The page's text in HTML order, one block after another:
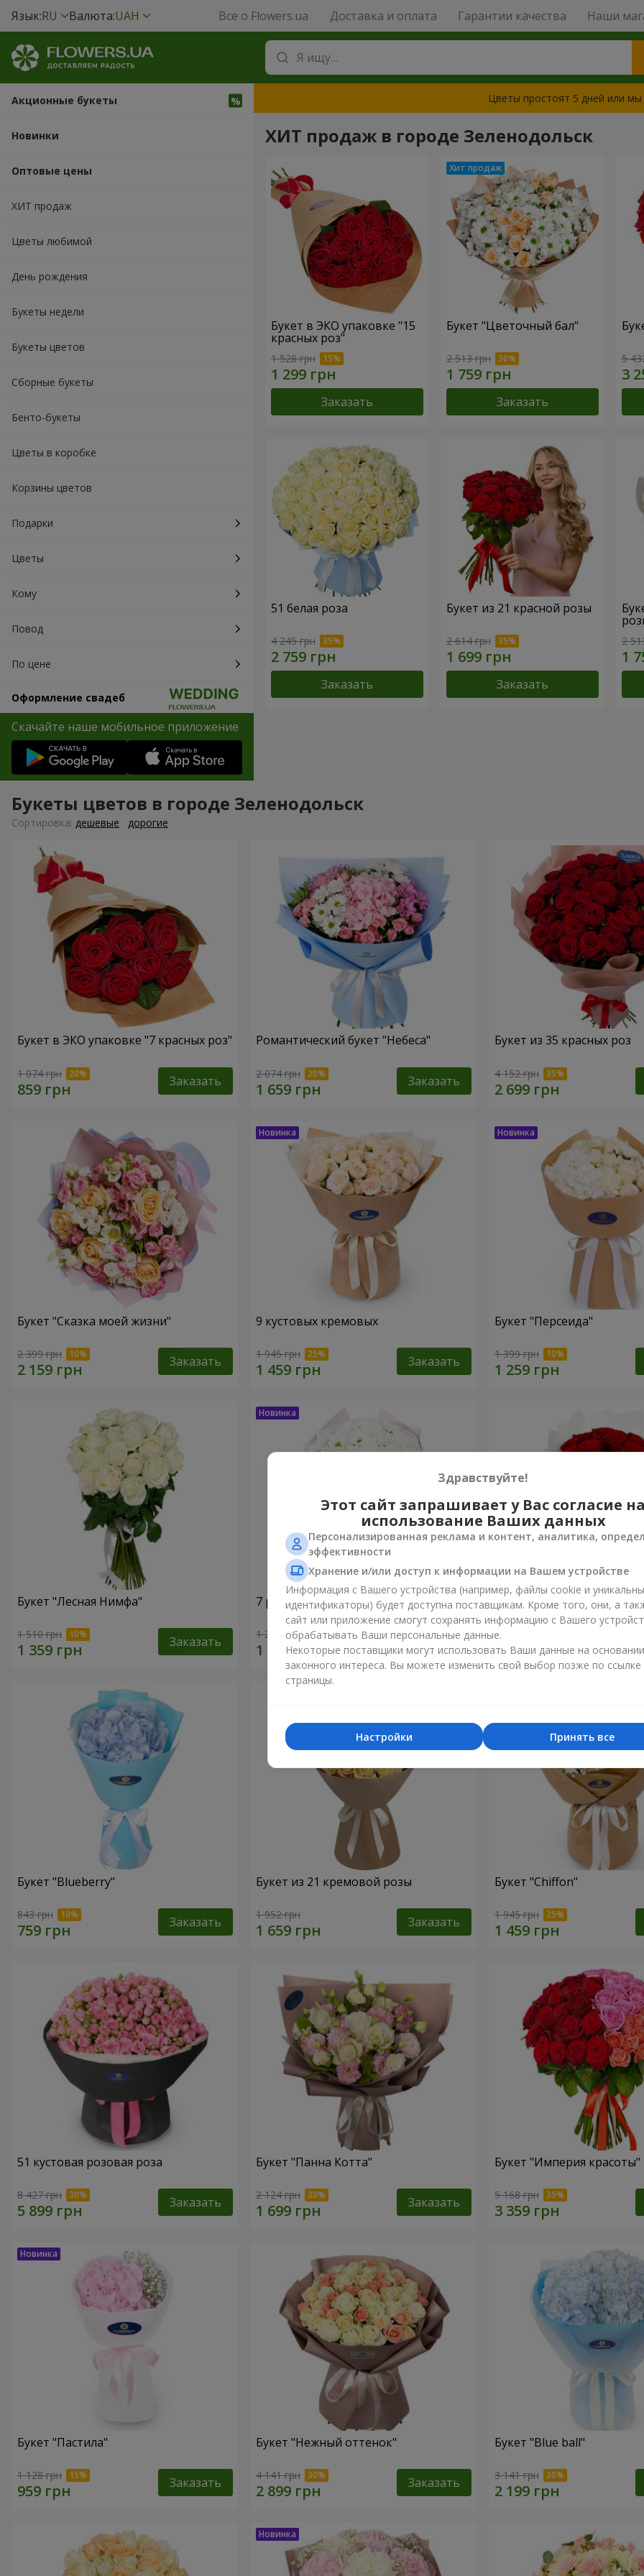
Язык:RU Валюта:UAH Все о Flowers.ua Доставка и оплата Гарантии качества Наши
Акционные букеты
Новинки
Оптовые цены
ХИТ продаж
Цветы любимой
День рождения
Букеты недели
Букеты цветов
Сборные букеты
Бенто-букеты
Цветы в коробке
Корзины цветов
Подарки
Цветы
Кому
Повод
По цене
Оформление свадеб
Скачайте наше мобильное приложение
Цветы простоят 5 дней или мы
ХИТ продаж в городе Зеленодольск
Букет в ЭКО упаковке "15
красных роз"
1 528 грн
Заказать
Букет "Цветочный бал"
2 513 грн
Заказать
5
51 белая роза
4 245 грн
Заказать
Букет из 21 красной розы
2 614 грн
Заказать
2
Букеты цветов в городе Зеленодольск
Cортировка: дешевые дорогие
Букет в ЭКО упаковке "7 красных роз"
1 074 грн Заказать
Романтический букет "Небеса"
2 074 грн Заказать
Букет из 35 красных роз
4 152 грн
Букет "Сказка моей жизни"
2 399 грн Заказать
9 кустовых кремовых
1 945 грн Заказать
Букет "Персеида"
1 399 грн
Букет "Лесная Нимфа"
1 510 грн Заказать
7 ромашковых хризантем
1 293 грн Заказать
Монобукет из 11 красных
1 374 грн
Букет "Blueberry"
843 грн Заказать
Букет из 21 кремовой розы
1 952 грн Заказать
Букет "Chiffon"
1 945 грн
51 кустовая розовая роза
8 427 грн Заказать
Букет "Панна Котта"
2 124 грн Заказать
Букет "Империя красоты"
5 168 грн
Букет "Пастила"
1 128 грн Заказать
Букет "Нежный оттенок"
4 141 грн Заказать
Букет "Blue ball"
3 141 грн
Здравствуйте!
Этот сайт запрашивает у Вас согласие на
использование Ваших данных
Персонализированная реклама и контент, аналитика,
эффективности
Хранение и/или доступ к информации на Вашем устройстве
Информация с Вашего устройства (например, файлы cookie и
идентификаторы) будет доступна поставщикам. Кроме того, они, а
сайт или приложение смогут сохранять информацию с Вашего
обрабатывать Ваши персональные данные.
Некоторые поставщики могут использовать Ваши данные на основании
законного интереса. Вы можете изменить свой выбор позже по ссылке
страницы.
Принять все
Настройки